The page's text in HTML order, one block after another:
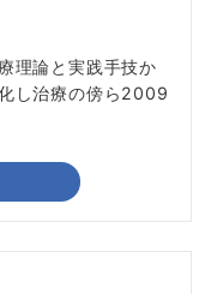
理論と実践手技か
し治療の傍ら2009